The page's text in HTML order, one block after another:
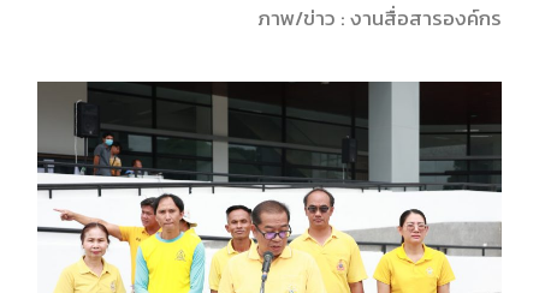
ภาพ/ข่าว : งานสื่อสารองค์กร